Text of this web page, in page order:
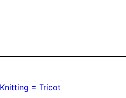
Knitting = Tricot